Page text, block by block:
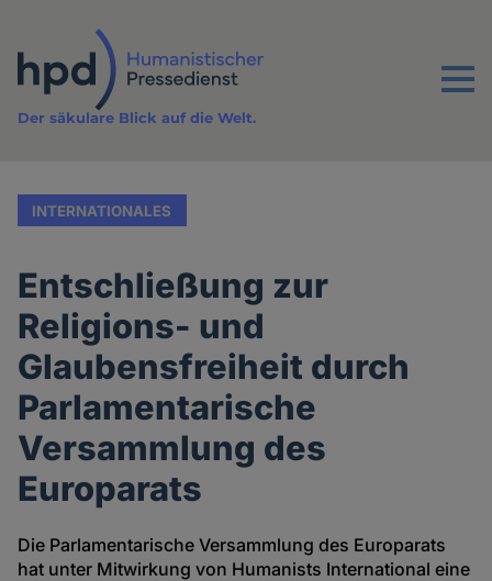
Inhalt
Menu
Der säkulare Blick auf die Welt.
INTERNATIONALES
Entschließung zur
Religions- und
Glaubensfreiheit durch
Parlamentarische
Versammlung des
Europarats
Die Parlamentarische Versammlung des Europarats
hat unter Mitwirkung von Humanists International eine